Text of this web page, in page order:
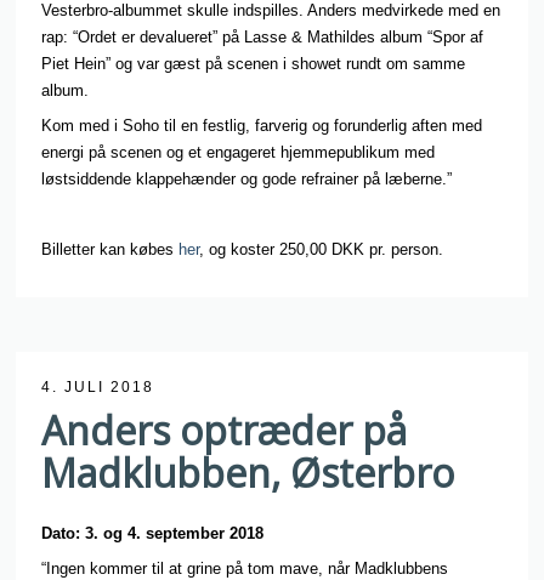
Vesterbro-albummet skulle indspilles. Anders medvirkede med en
rap: “Ordet er devalueret” på Lasse & Mathildes album “Spor af
Piet Hein” og var gæst på scenen i showet rundt om samme
album.
Kom med i Soho til en festlig, farverig og forunderlig aften med
energi på scenen og et engageret hjemmepublikum med
løstsiddende klappehænder og gode refrainer på læberne.”
Billetter kan købes her, og koster 250,00 DKK pr. person.
4. JULI 2018
Anders optræder på
Madklubben, Østerbro
Dato: 3. og 4. september 2018
“Ingen kommer til at grine på tom mave, når Madklubbens